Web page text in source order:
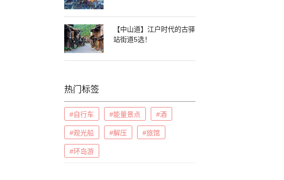
【中山道】江户时代的古驿
站街道5选！
热门标签
#自行车 #能量景点 #酒
#观光船 #解压 #旅馆
#环岛游